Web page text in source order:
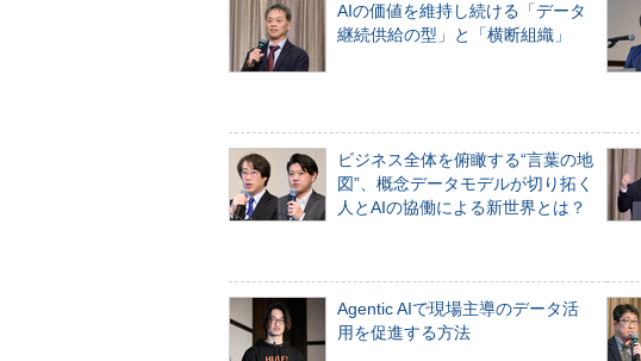
AIの価値を維持し続ける「データ
継続供給の型」と「横断組織」
ビジネス全体を俯瞰する“言葉の地
図”、概念データモデルが切り拓く
人とAIの協働による新世界とは？
Agentic AIで現場主導のデータ活
用を促進する方法